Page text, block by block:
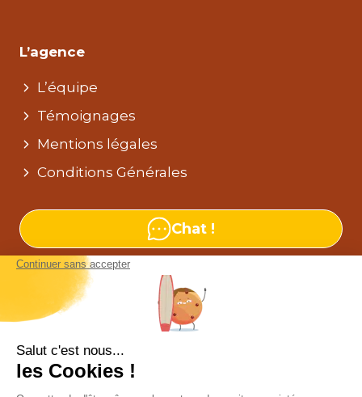
L’agence
L’équipe
Témoignages
Mentions légales
Conditions Générales
Chat !
Nos agences